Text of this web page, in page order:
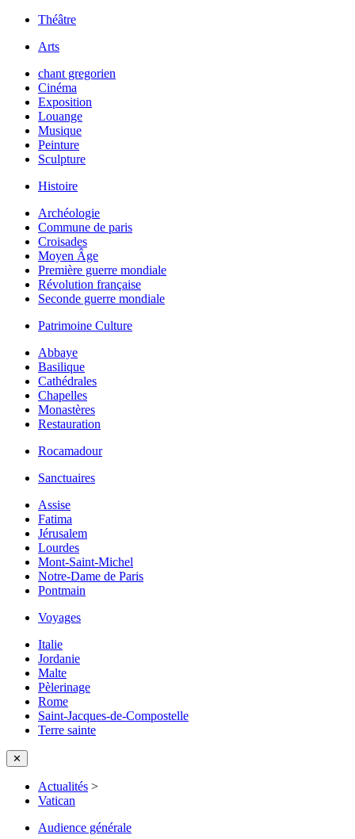
Théâtre
Arts
chant gregorien
Cinéma
Exposition
Louange
Musique
Peinture
Sculpture
Histoire
Archéologie
Commune de paris
Croisades
Moyen Âge
Première guerre mondiale
Révolution française
Seconde guerre mondiale
Patrimoine Culture
Abbaye
Basilique
Cathédrales
Chapelles
Monastères
Restauration
Rocamadour
Sanctuaires
Assise
Fatima
Jérusalem
Lourdes
Mont-Saint-Michel
Notre-Dame de Paris
Pontmain
Voyages
Italie
Jordanie
Malte
Pèlerinage
Rome
Saint-Jacques-de-Compostelle
Terre sainte
✕
Actualités >
Vatican
Audience générale